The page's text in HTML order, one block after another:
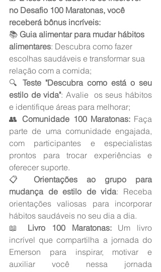
no Desafio 100 Maratonas, você
receberá bônus incríveis:
📚 Guia alimentar para mudar hábitos
alimentares: Descubra como fazer
escolhas saudáveis e transformar sua
relação com a comida;
🔍 Teste "Descubra como está o seu
estilo de vida": Avalie  os seus hábitos
e identifique áreas para melhorar;
👥 Comunidade 100 Maratonas: Faça
parte de uma comunidade engajada,
com participantes e especialistas
prontos para trocar experiências e
oferecer suporte.
📋 Orientações ao grupo para
mudança de estilo de vida: Receba
orientações valiosas para incorporar
hábitos saudáveis no seu dia a dia.
📖 Livro 100 Maratonas: Um livro
incrível que compartilha a jornada do
Emerson para inspirar, motivar e
auxiliar você nessa jornada